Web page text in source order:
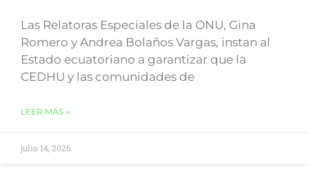
Las Relatoras Especiales de la ONU, Gina
Romero y Andrea Bolaños Vargas, instan al
Estado ecuatoriano a garantizar que la
CEDHU y las comunidades de
LEER MÁS »
julio 14, 2026